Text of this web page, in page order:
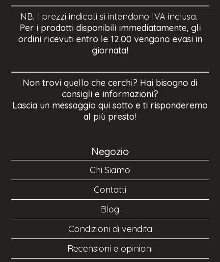
NB. I prezzi indicati si intendono IVA inclusa.
Per i prodotti disponibili immediatamente, gli
ordini ricevuti entro le 12.00 vengono evasi in
giornata!
Non trovi quello che cerchi? Hai bisogno di
consigli e informazioni?
Lascia un messaggio qui sotto e ti risponderemo
al più presto!
Negozio
Chi Siamo
Contatti
Blog
Condizioni di vendita
Recensioni e opinioni